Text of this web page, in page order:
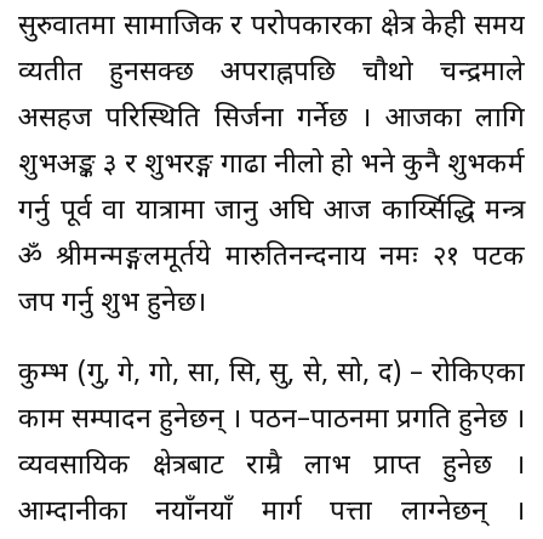
सुरुवातमा सामाजिक र परोपकारका क्षेत्र केही समय
व्यतीत हुनसक्छ अपराह्नपछि चौथो चन्द्रमाले
असहज परिस्थिति सिर्जना गर्नेछ । आजका लागि
शुभअङ्क ३ र शुभरङ्ग गाढा नीलो हो भने कुनै शुभकर्म
गर्नु पूर्व वा यात्रामा जानु अघि आज कार्य्सिद्धि मन्त्र
ॐ श्रीमन्मङ्गलमूर्तये मारुतिनन्दनाय नमः २१ पटक
जप गर्नु शुभ हुनेछ।
कुम्भ (गु, गे, गो, सा, सि, सु, से, सो, द) – रोकिएका
काम सम्पादन हुनेछन् । पठन–पाठनमा प्रगति हुनेछ ।
व्यवसायिक क्षेत्रबाट राम्रै लाभ प्राप्त हुनेछ ।
आम्दानीका नयाँनयाँ मार्ग पत्ता लाग्नेछन् ।